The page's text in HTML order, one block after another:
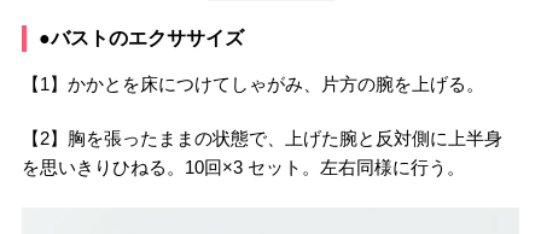
●バストのエクササイズ
【1】かかとを床につけてしゃがみ、片方の腕を上げる。
【2】胸を張ったままの状態で、上げた腕と反対側に上半身
を思いきりひねる。10回×3 セット。左右同様に行う。